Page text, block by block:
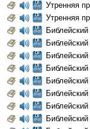
Утренняя
Утренняя
Библейский
Библейский
Библейский
Библейский
Библейский
Библейский
Библейский
Библейский